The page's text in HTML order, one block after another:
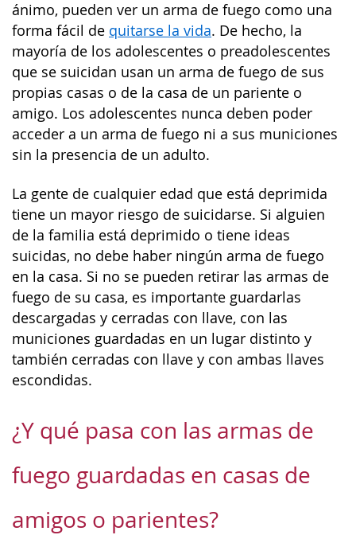
ánimo, pueden ver un arma de fuego como una
forma fácil de quitarse la vida. De hecho, la
mayoría de los adolescentes o preadolescentes
que se suicidan usan un arma de fuego de sus
propias casas o de la casa de un pariente o
amigo. Los adolescentes nunca deben poder
acceder a un arma de fuego ni a sus municiones
sin la presencia de un adulto.
La gente de cualquier edad que está deprimida
tiene un mayor riesgo de suicidarse. Si alguien
de la familia está deprimido o tiene ideas
suicidas, no debe haber ningún arma de fuego
en la casa. Si no se pueden retirar las armas de
fuego de su casa, es importante guardarlas
descargadas y cerradas con llave, con las
municiones guardadas en un lugar distinto y
también cerradas con llave y con ambas llaves
escondidas.
¿Y qué pasa con las armas de
fuego guardadas en casas de
amigos o parientes?